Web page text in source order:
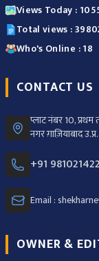
Views Today :
Total views :
Who's Online : 18
CONTACT US
प्लाट नंबर 10,
नगर ग़ाज़ियाबाद
+91
Email :
OWNER &